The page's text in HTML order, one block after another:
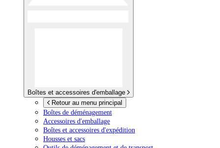
Boîtes et accessoires d'emballage
Retour au menu principal
Boîtes de déménagement
Accessoires d'emballage
Boîtes et accessoires d'expédition
Housses et sacs